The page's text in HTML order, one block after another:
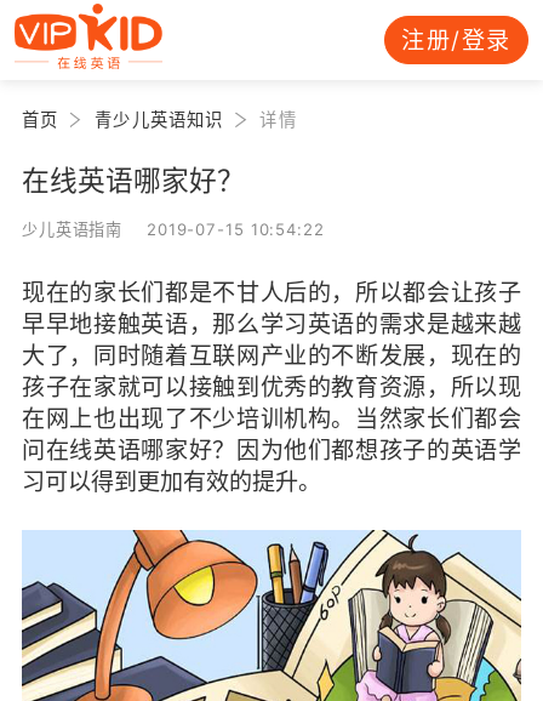
注册/登录
首页 青少儿英语知识 详情
在线英语哪家好？
少儿英语指南 2019-07-15 10:54:22
现在的家长们都是不甘人后的，所以都会让孩子
早早地接触英语，那么学习英语的需求是越来越
大了，同时随着互联网产业的不断发展，现在的
孩子在家就可以接触到优秀的教育资源，所以现
在网上也出现了不少培训机构。当然家长们都会
问在线英语哪家好？因为他们都想孩子的英语学
习可以得到更加有效的提升。